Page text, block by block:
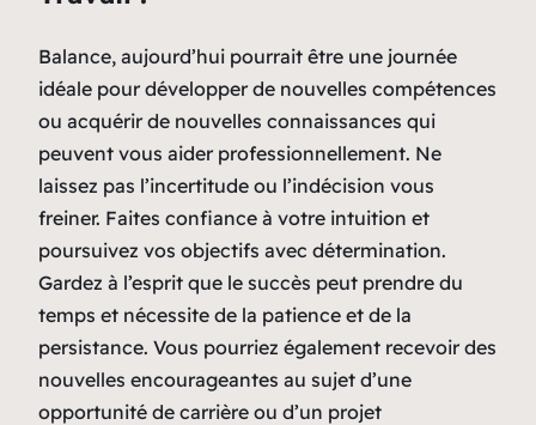
Balance, aujourd’hui pourrait être une journée
idéale pour développer de nouvelles compétences
ou acquérir de nouvelles connaissances qui
peuvent vous aider professionnellement. Ne
laissez pas l’incertitude ou l’indécision vous
freiner. Faites confiance à votre intuition et
poursuivez vos objectifs avec détermination.
Gardez à l’esprit que le succès peut prendre du
temps et nécessite de la patience et de la
persistance. Vous pourriez également recevoir des
nouvelles encourageantes au sujet d’une
opportunité de carrière ou d’un projet